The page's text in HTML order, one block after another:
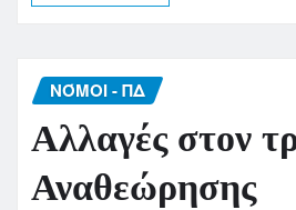
ΝΌΜΟΙ - ΠΔ
Αλλαγές στον
Αναθεώρησης